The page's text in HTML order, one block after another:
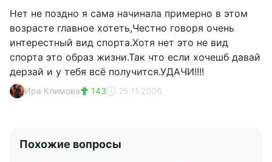
Нет не поздно я сама начинала примерно в этом
возрасте главное хотеть,Честно говоря очень
интерестный вид спорта.Хотя нет это не вид
спорта это образ жизни.Так что если хочешб давай
дерзай и у тебя всё получится.УДАЧИ!!!!
Ира Климова 143 25.11.2006
Похожие вопросы